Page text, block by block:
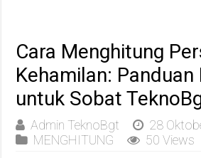
Cara Menghitung
Kehamilan: Panduan
untuk Sobat
Admin TeknoBgt
28
MENGHITUNG
50 Views